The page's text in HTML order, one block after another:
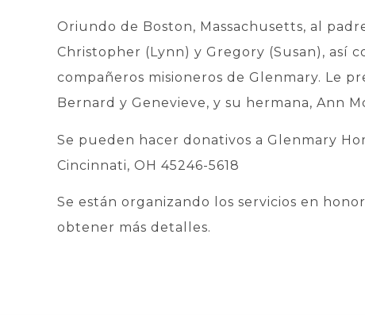
Oriundo de Boston, Massachusetts, al
Christopher (Lynn) y Gregory (Susan), así
compañeros misioneros de Glenmary. Le
Bernard y Genevieve, y su hermana, Ann
Se pueden hacer donativos a Glenmary
Cincinnati, OH 45246-5618
Se están organizando los servicios en
obtener más detalles.